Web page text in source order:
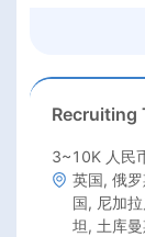
Recruiting
3~10K 人民
英国, 俄
国, 尼加
坦, 土库曼